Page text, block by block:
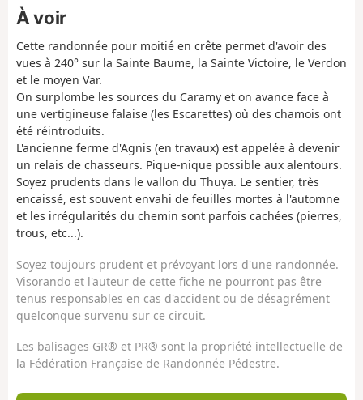
À voir
Cette randonnée pour moitié en crête permet d'avoir des
vues à 240° sur la Sainte Baume, la Sainte Victoire, le Verdon
et le moyen Var.
On surplombe les sources du Caramy et on avance face à
une vertigineuse falaise (les Escarettes) où des chamois ont
été réintroduits.
L'ancienne ferme d'Agnis (en travaux) est appelée à devenir
un relais de chasseurs. Pique-nique possible aux alentours.
Soyez prudents dans le vallon du Thuya. Le sentier, très
encaissé, est souvent envahi de feuilles mortes à l'automne
et les irrégularités du chemin sont parfois cachées (pierres,
trous, etc...).
Soyez toujours prudent et prévoyant lors d'une randonnée.
Visorando et l'auteur de cette fiche ne pourront pas être
tenus responsables en cas d'accident ou de désagrément
quelconque survenu sur ce circuit.
Les balisages GR® et PR® sont la propriété intellectuelle de
la Fédération Française de Randonnée Pédestre.